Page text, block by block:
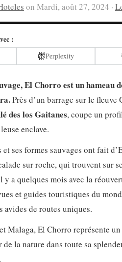
on Mardi, août 27, 2024 ·
:
Perplexity
El Chorro est un hameau
Près d’un barrage sur le
des los Gaitanes, coupe un
enclave.
et ses formes sauvages ont fait
sur roche, qui trouvent sur
a quelques mois avec la
et guides touristiques du
avides de routes uniques.
Malaga, El Chorro représente
la nature dans toute sa